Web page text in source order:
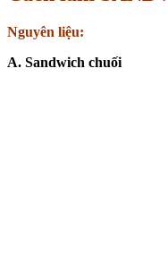
Nguyên liệu:
A. Sandwich chuối